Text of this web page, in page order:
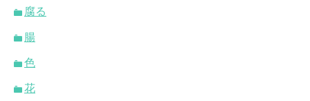
腐る
腸
色
花